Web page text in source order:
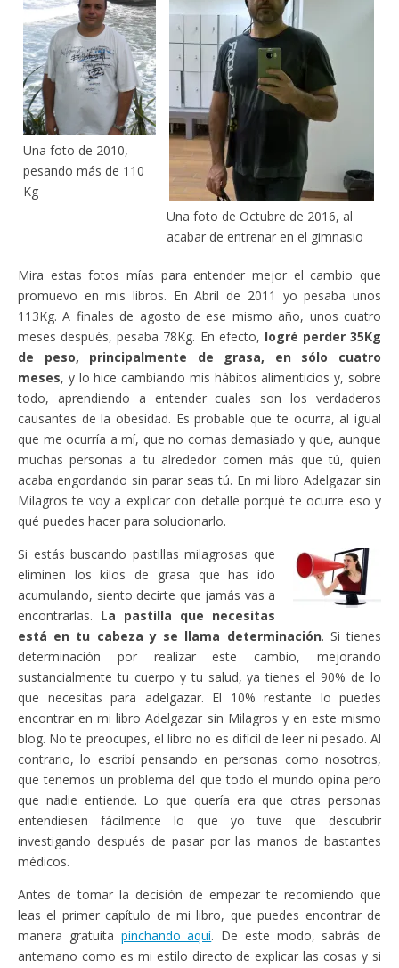
Una foto de 2010,
pesando más de 110
Kg
Una foto de Octubre de 2016, al
acabar de entrenar en el gimnasio
Mira estas fotos mías para entender mejor el cambio que
promuevo en mis libros. En Abril de 2011 yo pesaba unos
113Kg. A finales de agosto de ese mismo año, unos cuatro
meses después, pesaba 78Kg. En efecto, logré perder 35Kg
de peso, principalmente de grasa, en sólo cuatro
meses, y lo hice cambiando mis hábitos alimenticios y, sobre
todo, aprendiendo a entender cuales son los verdaderos
causantes de la obesidad. Es probable que te ocurra, al igual
que me ocurría a mí, que no comas demasiado y que, aunque
muchas personas a tu alrededor comen más que tú, quien
acaba engordando sin parar seas tú. En mi libro Adelgazar sin
Milagros te voy a explicar con detalle porqué te ocurre eso y
qué puedes hacer para solucionarlo.
Si estás buscando pastillas milagrosas que
eliminen los kilos de grasa que has ido
acumulando, siento decirte que jamás vas a
encontrarlas. La pastilla que necesitas
está en tu cabeza y se llama determinación. Si tienes
determinación por realizar este cambio, mejorando
sustancialmente tu cuerpo y tu salud, ya tienes el 90% de lo
que necesitas para adelgazar. El 10% restante lo puedes
encontrar en mi libro Adelgazar sin Milagros y en este mismo
blog. No te preocupes, el libro no es difícil de leer ni pesado. Al
contrario, lo escribí pensando en personas como nosotros,
que tenemos un problema del que todo el mundo opina pero
que nadie entiende. Lo que quería era que otras personas
entendiesen fácilmente lo que yo tuve que descubrir
investigando después de pasar por las manos de bastantes
médicos.
Antes de tomar la decisión de empezar te recomiendo que
leas el primer capítulo de mi libro, que puedes encontrar de
manera gratuita pinchando aquí. De este modo, sabrás de
antemano como es mi estilo directo de explicar las cosas y si